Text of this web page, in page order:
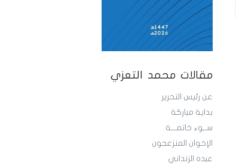
مقالات محمد التعزي
عن رئيس التحرير
بداية مباركة
ســوء خاتمـــة
الإخوان المنزعجون
عبده الزنداني